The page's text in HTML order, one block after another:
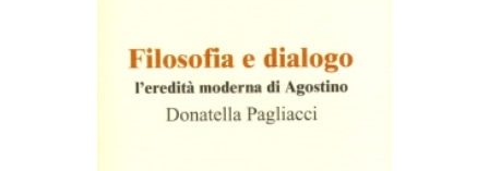
AGGIUNGI AL CARRELLO